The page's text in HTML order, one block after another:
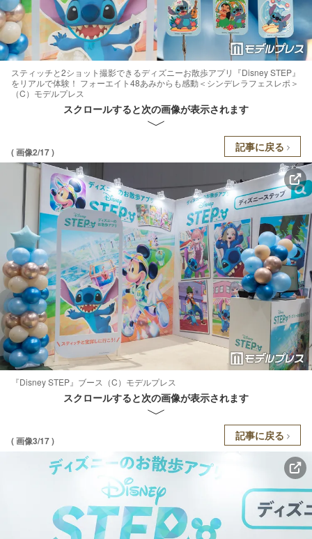
スティッチと2ショット撮影できるディズニーお散歩アプリ『Disney STEP』
をリアルで体験！ フォーエイト48あみからも感動＜シンデレラフェスレポ＞
（C）モデルプレス
スクロールすると次の画像が表示されます
( 画像2/17 ) 記事に戻る
『Disney STEP』ブース（C）モデルプレス
スクロールすると次の画像が表示されます
( 画像3/17 ) 記事に戻る